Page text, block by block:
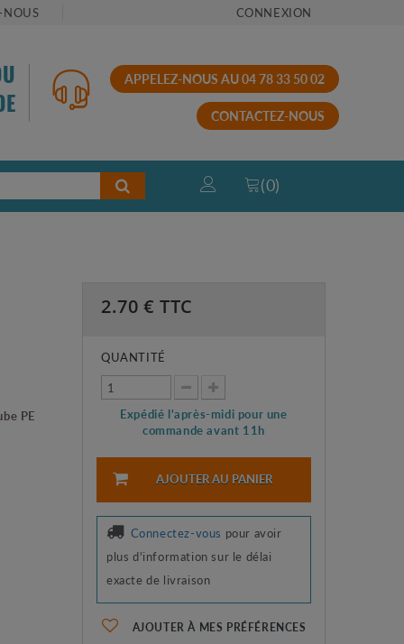
CONNEXION
APPELEZ-NOUS AU 04 78 33 50 02
CONTACTEZ-NOUS
(0)
PE
2.70 € TTC
QUANTITÉ
Expédié l'après-midi pour une
commande avant 11h
AJOUTER AU PANIER
Connectez-vous pour avoir
plus d'information sur le délai
exacte de livraison
AJOUTER À MES PRÉFÉRENCES